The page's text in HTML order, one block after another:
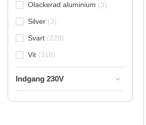
Olackerad aluminium 3
Silver 3
Svart 229
Vit 318
Indgang 230V